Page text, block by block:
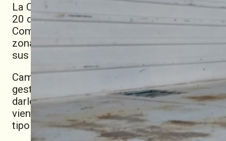
La Cooperativa Guillermo Lehmann y
20 de Diciembre una nueva jornada de
Complejo Agroindustrial Pilar de la Lehmann,
zona, que trajeron sus bidones para llevarse
sus productos
CampoLimpio es una ONG que representa a
gestión para recuperar todos los envases
darle un destino seguro para las personas y
viene trabajando en conjunto con la
tipo de actividades.